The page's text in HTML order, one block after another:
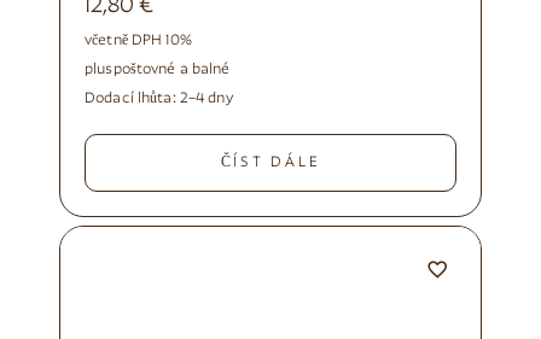
12,80€
včetně DPH 10%
pluspoštovné a balné
Dodací lhůta: 2–4 dny
ČÍST DÁLE